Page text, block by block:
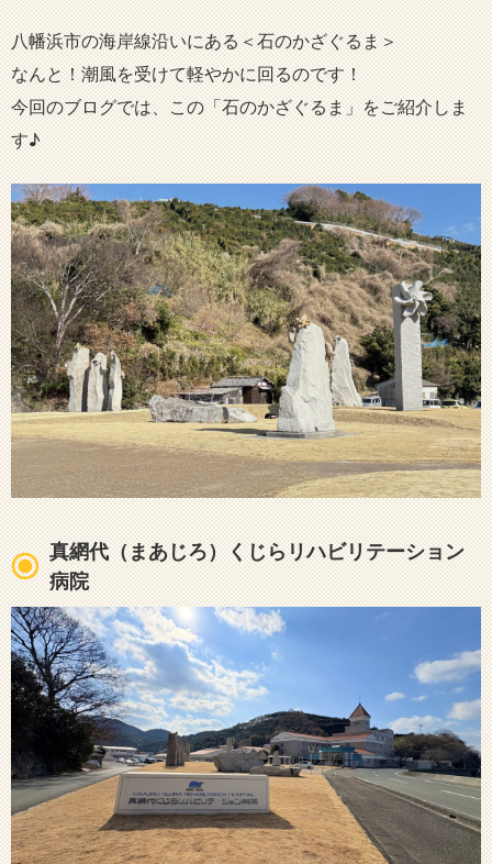
八幡浜市の海岸線沿いにある＜石のかざぐるま＞
なんと！潮風を受けて軽やかに回るのです！
今回のブログでは、この「石のかざぐるま」をご紹介しま
す♪
真網代（まあじろ）くじらリハビリテーション
病院